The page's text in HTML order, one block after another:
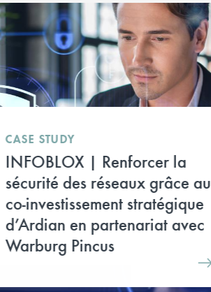
CASE STUDY
PALACIOS | Un leader
espagnol de
l’agroalimentaire